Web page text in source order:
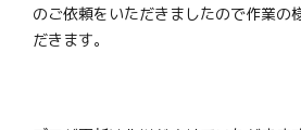
のご依頼をいただきましたので作業の
だきます。